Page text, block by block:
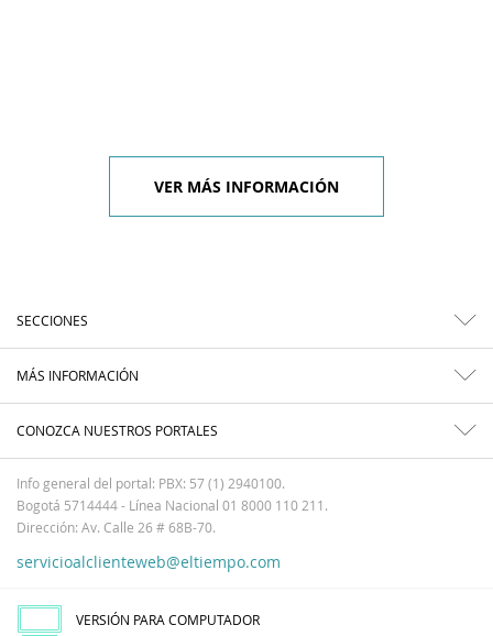
VER MÁS INFORMACIÓN
SECCIONES
MÁS INFORMACIÓN
CONOZCA NUESTROS PORTALES
Info general del portal: PBX: 57 (1) 2940100.
Bogotá 5714444 - Línea Nacional 01 8000 110 211.
Dirección: Av. Calle 26 # 68B-70.
servicioalclienteweb@eltiempo.com
VERSIÓN PARA COMPUTADOR